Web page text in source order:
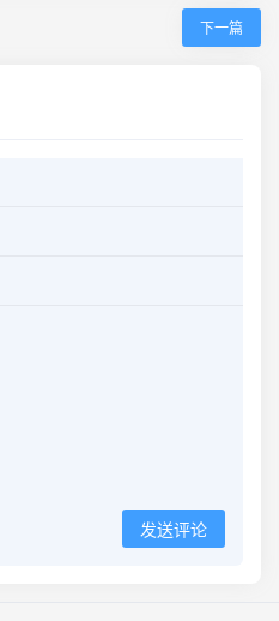
下一篇
发送评论